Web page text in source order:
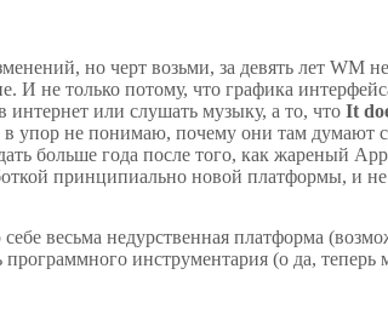
но черт возьми, за девять лет WM
И не только потому, что графика
или слушать музыку, а то, что It
не понимаю, почему они там думают
больше года после того, как жареный
принципиально новой платформы, и не
весьма недурственная платформа
инструментария (о да,